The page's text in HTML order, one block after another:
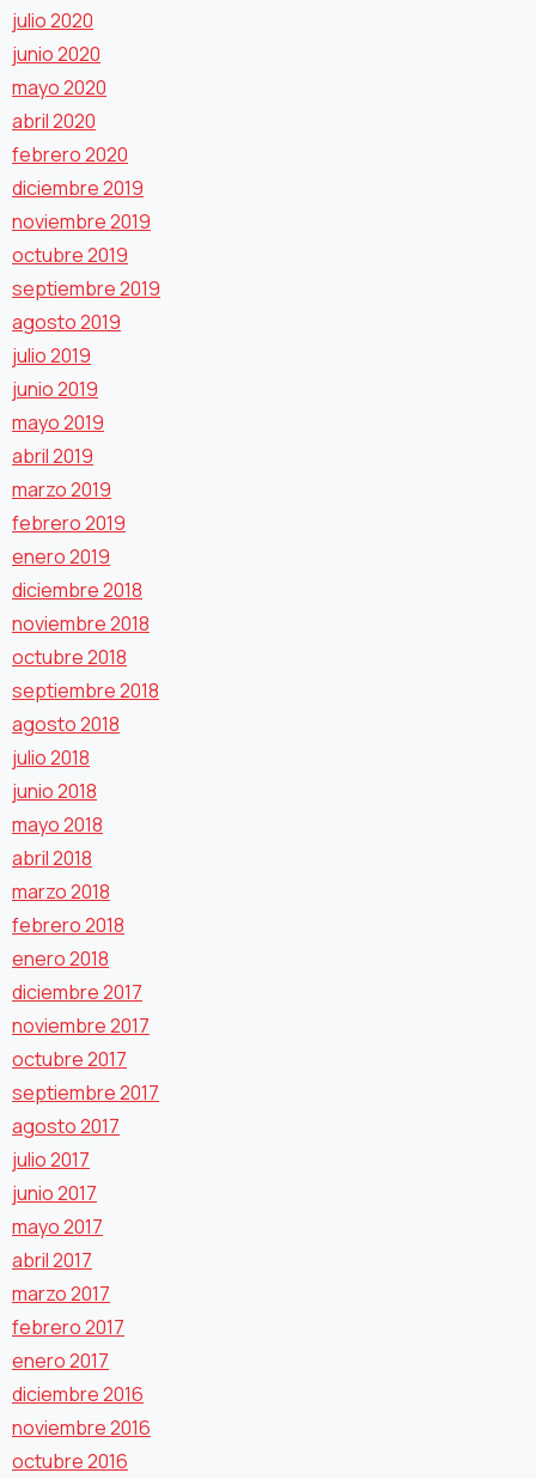
julio 2020
junio 2020
mayo 2020
abril 2020
febrero 2020
diciembre 2019
noviembre 2019
octubre 2019
septiembre 2019
agosto 2019
julio 2019
junio 2019
mayo 2019
abril 2019
marzo 2019
febrero 2019
enero 2019
diciembre 2018
noviembre 2018
octubre 2018
septiembre 2018
agosto 2018
julio 2018
junio 2018
mayo 2018
abril 2018
marzo 2018
febrero 2018
enero 2018
diciembre 2017
noviembre 2017
octubre 2017
septiembre 2017
agosto 2017
julio 2017
junio 2017
mayo 2017
abril 2017
marzo 2017
febrero 2017
enero 2017
diciembre 2016
noviembre 2016
octubre 2016